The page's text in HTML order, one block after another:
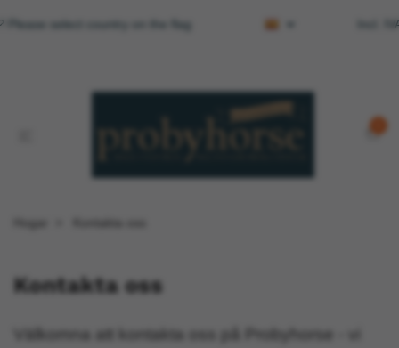
select country on the flag Incl.
Kontakta oss
Välkomna att kontakta oss på Probyhorse - vi